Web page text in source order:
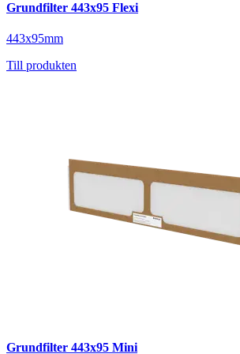
Grundfilter 443x95 Flexi
443x95mm
Till produkten
Grundfilter 443x95 Mini